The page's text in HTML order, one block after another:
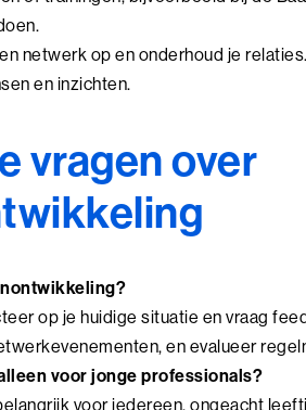
netwerk op en onderhoud je
en inzichten.
vragen over
op je huidige situatie en vraag
en evalueer
voor jonge professionals?
voor iedereen, ongeacht